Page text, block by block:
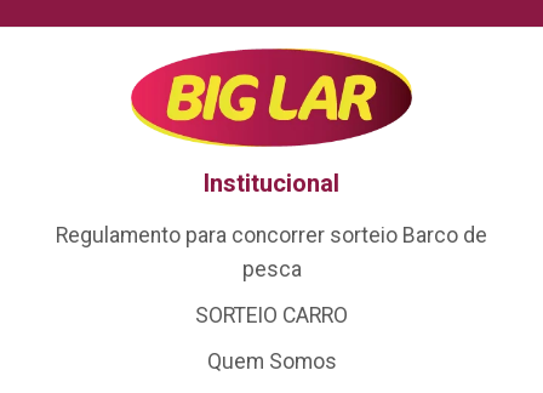
Institucional
Regulamento para concorrer sorteio Barco de
pesca
SORTEIO CARRO
Quem Somos